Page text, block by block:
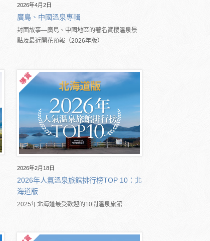
2026年4月2日
廣島、中國溫泉專輯
封面故事―廣島、中國地區的著名賞櫻溫泉景
點及最近開花預報（2026年版）
2026年2月18日
2026年人氣溫泉旅館排行榜TOP 10：北
海道版
2025年北海道最受歡迎的10間溫泉旅館